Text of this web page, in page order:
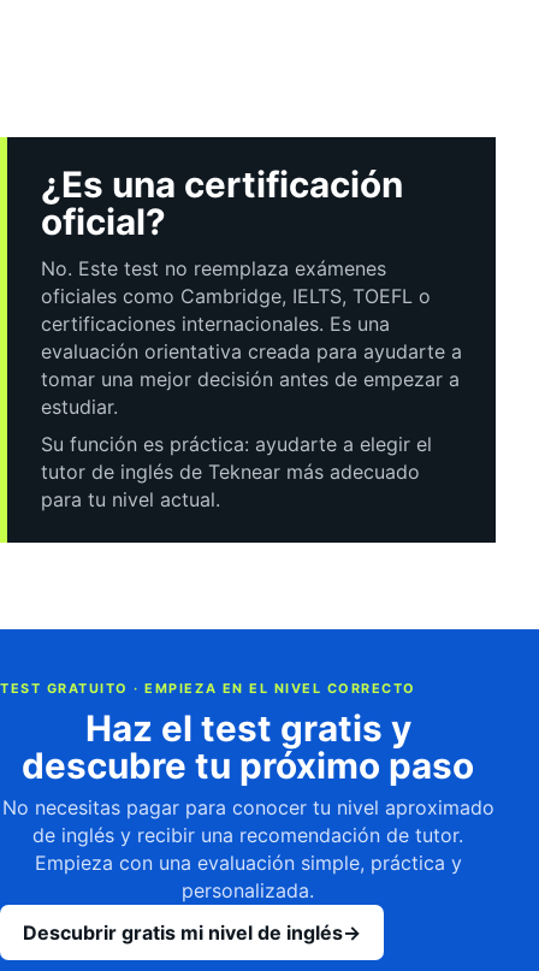
¿Es una certificación
oficial?
No. Este test no reemplaza exámenes
oficiales como Cambridge, IELTS, TOEFL o
certificaciones internacionales. Es una
evaluación orientativa creada para ayudarte a
tomar una mejor decisión antes de empezar a
estudiar.
Su función es práctica: ayudarte a elegir el
tutor de inglés de Teknear más adecuado
para tu nivel actual.
TEST GRATUITO · EMPIEZA EN EL NIVEL CORRECTO
Haz el test gratis y
descubre tu próximo paso
No necesitas pagar para conocer tu nivel aproximado
de inglés y recibir una recomendación de tutor.
Empieza con una evaluación simple, práctica y
personalizada.
Descubrir gratis mi nivel de inglés→